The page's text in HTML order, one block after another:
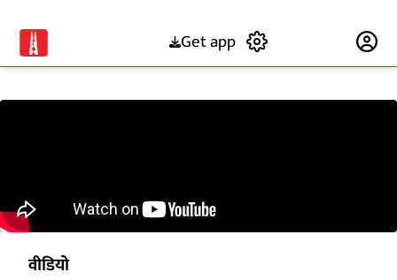
Get app
वीडियो